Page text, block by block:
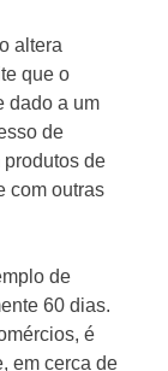
altera
que o
dado a um
de
de
com outras
de
60 dias.
é
em cerca de